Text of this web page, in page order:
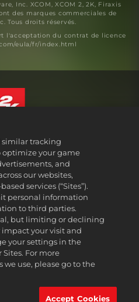
Inc. XCOM, XCOM 2, 2K, Firaxis
des marques commerciales de
Tous droits réservés.
l'acceptation du contrat de licence
eula/fr/index.html
légales
confidentialité
les cookies
informations personnelles
& Refunds
Partners
Software Inc. 2K, Firaxis Games,
logos are trademarks of Take-Two
Inc. All rights reserved.
citées dans le présent document
détenteurs respectifs.
Canadien
similar tracking
optimize your game
and
our websites,
services (“Sites”).
personal information
to third parties.
but limiting or declining
your visit and
your settings in the
For more
use, please go to the
Accept Cookies